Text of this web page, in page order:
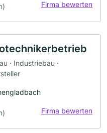
Firma bewerten
· Industriebau ·
Firma bewerten